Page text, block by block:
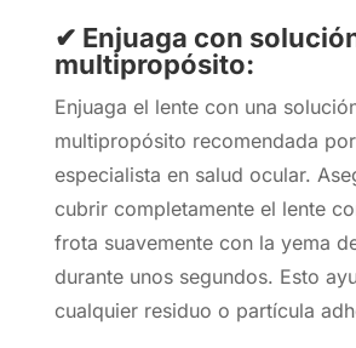
✔ Enjuaga con
multipropósito:
Enjuaga el lente con una
multipropósito recomendada
especialista en salud ocular.
cubrir completamente el lente
frota suavemente con la yema
durante unos segundos. Esto
cualquier residuo o partícula